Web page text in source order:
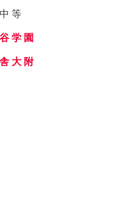
等
学 園
大 附